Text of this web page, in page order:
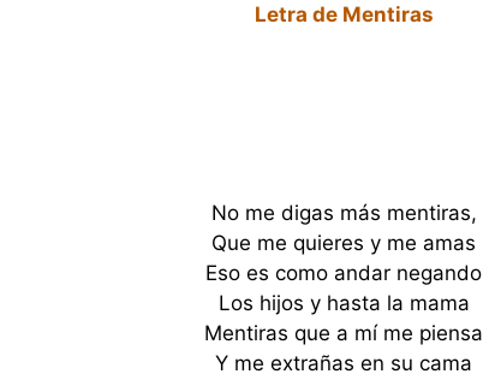
Letra de Mentiras
No me digas más mentiras,
Que me quieres y me amas
Eso es como andar negando
Los hijos y hasta la mama
Mentiras que a mí me piensa
Y me extrañas en su cama